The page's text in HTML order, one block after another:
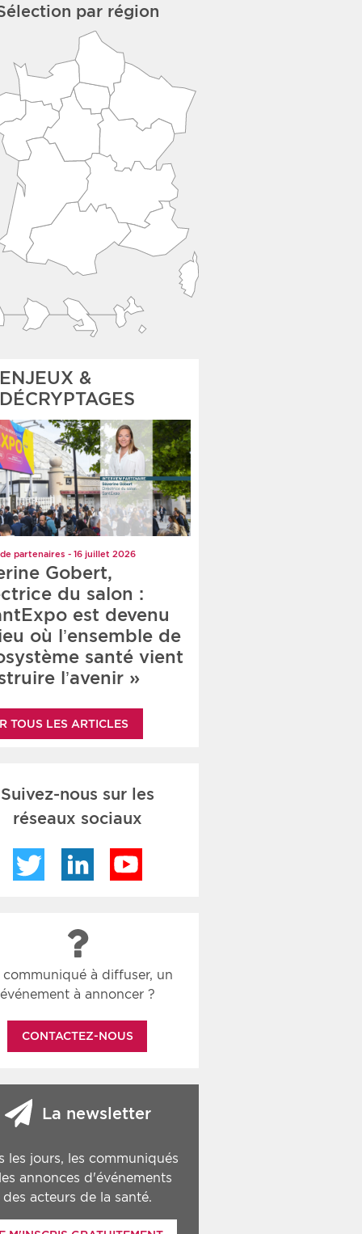
par région
ENJEUX &
DÉCRYPTAGES
partenaires - 16 juillet 2026
Gobert,
du salon :
est devenu
où l’ensemble de
santé vient
l’avenir »
TOUS LES ARTICLES
Suivez-nous sur les
réseaux sociaux
Twitter LinkedIn
communiqué à diffuser, un
événement à annoncer ?
CONTACTEZ-NOUS
La newsletter
les jours, les communiqués
annonces d'événements
des acteurs de la santé.